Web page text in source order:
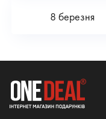
8 березня